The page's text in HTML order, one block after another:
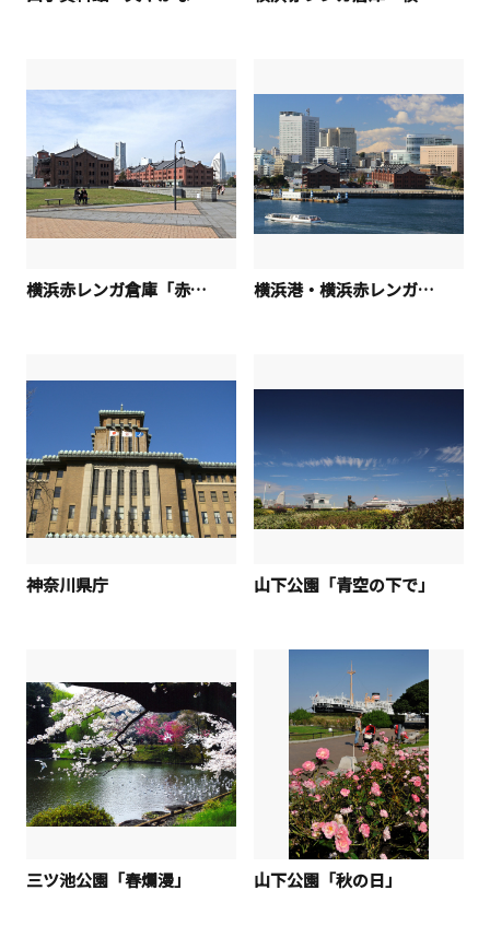
横浜赤レンガ倉庫「赤レンガパーク」 横浜港・横浜赤レンガ倉庫「赤レンガの向こうに」
神奈川県庁 山下公園「青空の下で」
三ツ池公園「春爛漫」 山下公園「秋の日」